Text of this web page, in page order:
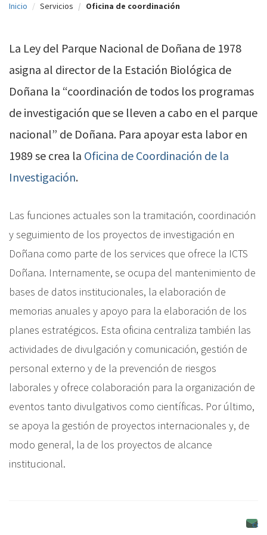
Inicio Servicios Oficina de coordinación
La Ley del Parque Nacional de Doñana de 1978
asigna al director de la Estación Biológica de
Doñana la “coordinación de todos los programas
de investigación que se lleven a cabo en el parque
nacional” de Doñana. Para apoyar esta labor en
1989 se crea la Oficina de Coordinación de la
Investigación.
Las funciones actuales son la tramitación, coordinación
y seguimiento de los proyectos de investigación en
Doñana como parte de los services que ofrece la ICTS
Doñana. Internamente, se ocupa del mantenimiento de
bases de datos institucionales, la elaboración de
memorias anuales y apoyo para la elaboración de los
planes estratégicos. Esta oficina centraliza también las
actividades de divulgación y comunicación, gestión de
personal externo y de la prevención de riesgos
laborales y ofrece colaboración para la organización de
eventos tanto divulgativos como científicas. Por último,
se apoya la gestión de proyectos internacionales y, de
modo general, la de los proyectos de alcance
institucional.